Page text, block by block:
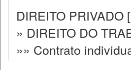
DIREITO PRIVADO [
» DIREITO DO
»» Contrato